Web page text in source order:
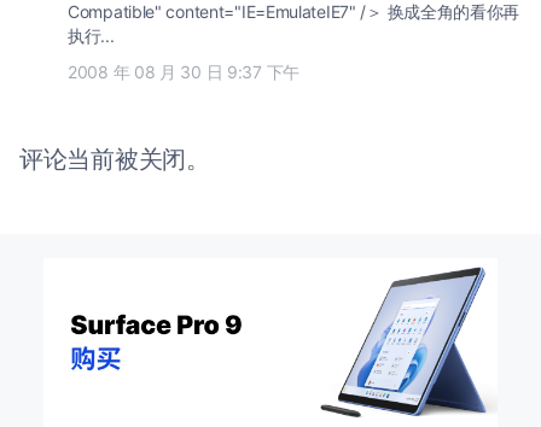
Compatible" content="IE=EmulateIE7" /＞ 换成全角的看你再
执行...
2008 年 08 月 30 日 9:37 下午
评论当前被关闭。